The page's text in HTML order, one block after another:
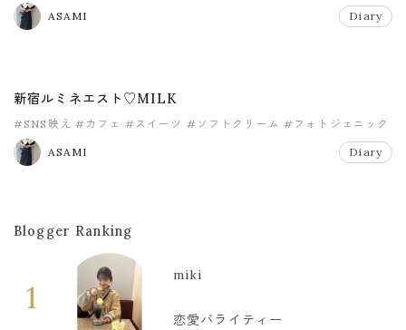
ASAMI Diary
新宿ルミネエスト♡MILK
#SNS映え #カフェ #スイーツ #ソフトクリーム #フォトジェニック
#ミルク
ASAMI
Diary
Blogger Ranking
1
miki
恋愛バライティー